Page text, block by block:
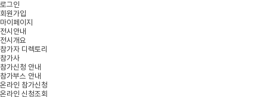
로그인
회원가입
마이페이지
전시안내
전시개요
참가자 디렉토리
참가사
참가신청 안내
참가부스 안내
온라인 참가신청
온라인 신청조회